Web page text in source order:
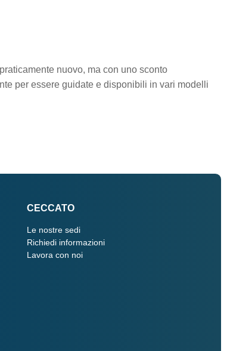
nuovo, ma con uno sconto
per essere guidate e disponibili in vari modelli
CECCATO
Le nostre sedi
Richiedi informazioni
Lavora con noi